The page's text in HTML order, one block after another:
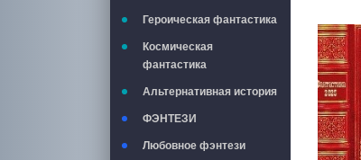
Героическая фантастика
Космическая
фантастика
Альтернативная история
ФЭНТЕЗИ
Любовное фэнтези